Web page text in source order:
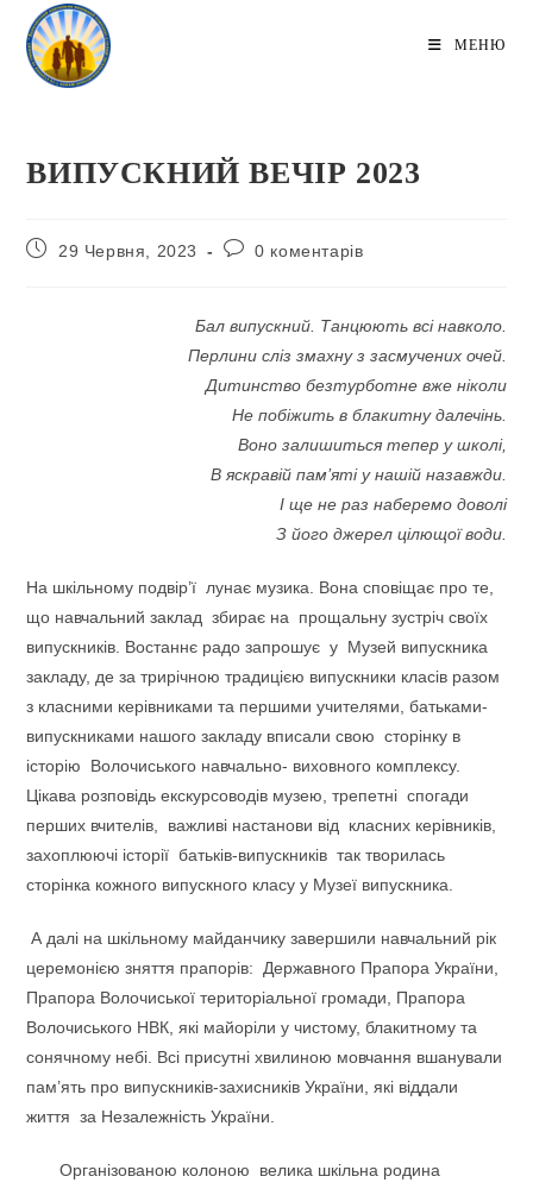
Перейти
вмісту
МЕНЮ
ВИПУСКНИЙ ВЕЧІР 2023
Запис29 Червня, 2023
Коментарі
0 коментарів
Бал випускний. Танцюють всі навколо.
Перлини сліз змахну з засмучених очей.
Дитинство безтурботне вже ніколи
Не побіжить в блакитну далечінь.
Воно залишиться тепер у школі,
В яскравій пам’яті у нашій назавжди.
І ще не раз наберемо доволі
З його джерел цілющої води.
На шкільному подвір’ї лунає музика. Вона сповіщає про те,
що навчальний заклад збирає на прощальну зустріч своїх
випускників. Востаннє радо запрошує у Музей випускника
закладу, де за трирічною традицією випускники класів разом
з класними керівниками та першими учителями, батьками-
випускниками нашого закладу вписали свою сторінку в
історію Волочиського навчально- виховного комплексу.
Цікава розповідь екскурсоводів музею, трепетні спогади
перших вчителів, важливі настанови від класних керівників,
захоплюючі історії батьків-випускників так творилась
сторінка кожного випускного класу у Музеї випускника.
А далі на шкільному майданчику завершили навчальний рік
церемонією зняття прапорів: Державного Прапора України,
Прапора Волочиської територіальної громади, Прапора
Волочиського НВК, які майоріли у чистому, блакитному та
сонячному небі. Всі присутні хвилиною мовчання вшанували
пам’ять про випускників-захисників України, які віддали
життя за Незалежність України.
Організованою колоною велика шкільна родина